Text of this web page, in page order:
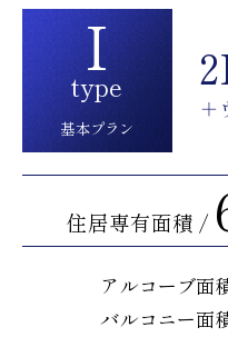
I
type
基本プラン
＋
住居専有面積 /
アルコーブ面
バルコニー面